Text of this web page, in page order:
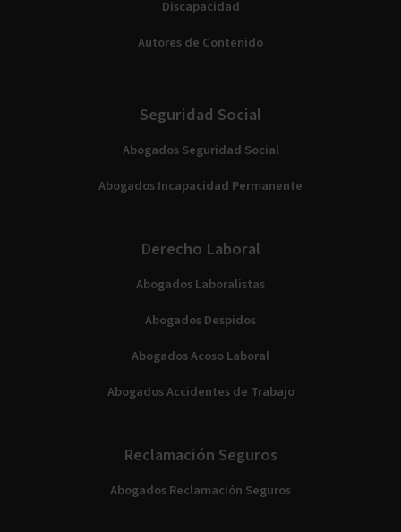
Discapacidad
Autores de Contenido
Seguridad Social
Abogados Seguridad Social
Abogados Incapacidad Permanente
Derecho Laboral
Abogados Laboralistas
Abogados Despidos
Abogados Acoso Laboral
Abogados Accidentes de Trabajo
Reclamación Seguros
Abogados Reclamación Seguros